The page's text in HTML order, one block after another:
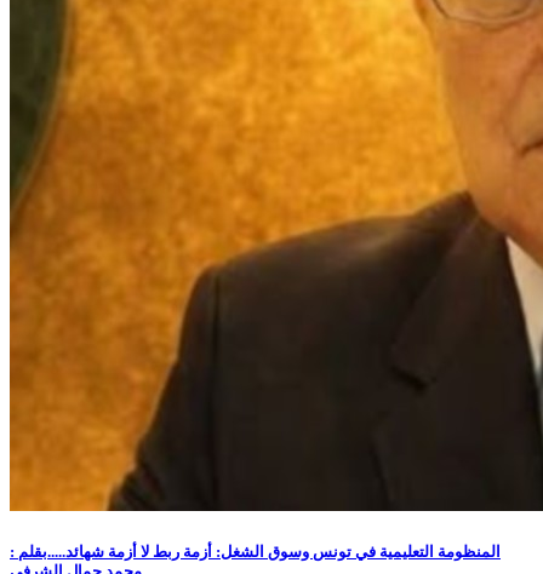
المنظومة التعليمية في تونس وسوق الشغل: أزمة ربط لا أزمة شهائد.....بقلم :